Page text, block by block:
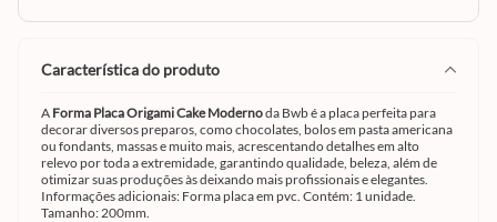
característica do produto
A Forma Placa Origami Cake Modernoda Bwb é a placa perfeita para
decorar diversos preparos, como chocolates, bolos em pasta americana
ou fondants, massas e muito mais, acrescentando detalhes em alto
relevo por toda a extremidade, garantindo qualidade, beleza, além de
otimizar suas produções às deixando mais profissionais e elegantes.
Informações adicionais: Forma placa em pvc. Contém: 1 unidade.
Tamanho: 200mm.